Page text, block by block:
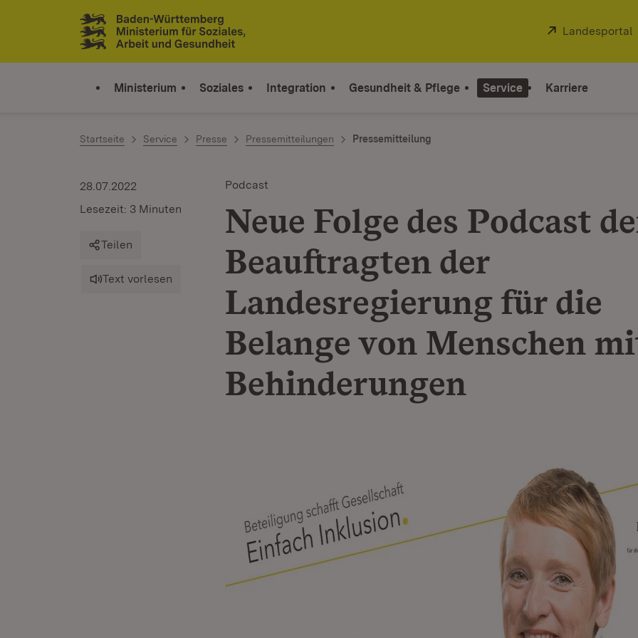
Zum Inhalt springen
Link zur Startseite
Extern:
Landesportal
Ministerium Soziales Integration Gesundheit & Pflege Service Karriere
Startseite Service Presse Pressemitteilungen Pressemitteilung
Podcast
Neue Folge des Podcast
Beauftragten der
Landesregierung für die
Belange von Menschen
Behinderungen
28.07.2022
Lesezeit: 3 Minuten
Teilen
Text vorlesen